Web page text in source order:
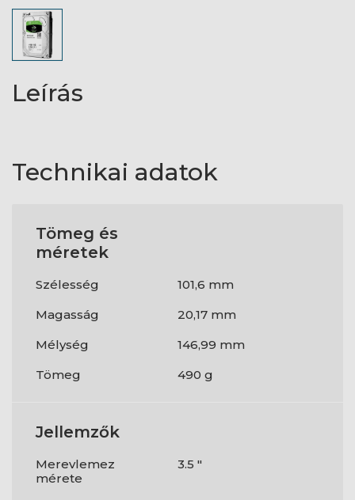
Leírás
Technikai adatok
Tömeg és
méretek
Szélesség
101,6 mm
Magasság
20,17 mm
Mélység
146,99 mm
Tömeg
490 g
Jellemzők
Merevlemez
mérete
3.5 "